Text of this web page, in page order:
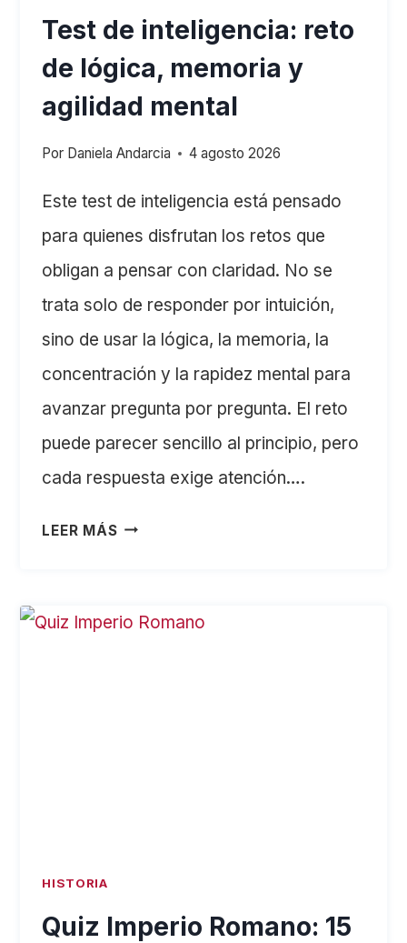
Test de inteligencia: reto
de lógica, memoria y
agilidad mental
Por Daniela Andarcia 4 agosto 2026
Este test de inteligencia está pensado
para quienes disfrutan los retos que
obligan a pensar con claridad. No se
trata solo de responder por intuición,
sino de usar la lógica, la memoria, la
concentración y la rapidez mental para
avanzar pregunta por pregunta. El reto
puede parecer sencillo al principio, pero
cada respuesta exige atención….
LEER MÁS TEST
DE
HISTORIA
Quiz Imperio Romano: 15